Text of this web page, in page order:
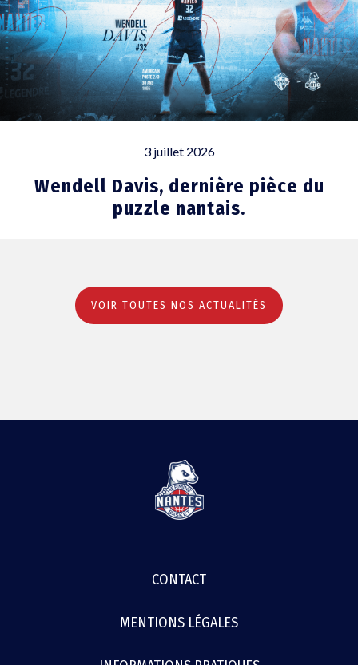
3 juillet 2026
Wendell Davis, dernière pièce du
puzzle nantais.
VOIR TOUTES NOS ACTUALITÉS
CONTACT
MENTIONS LÉGALES